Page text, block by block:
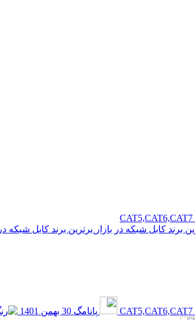
برترین برند کابل شبکه در
پانامگ 30 بهمن 1401